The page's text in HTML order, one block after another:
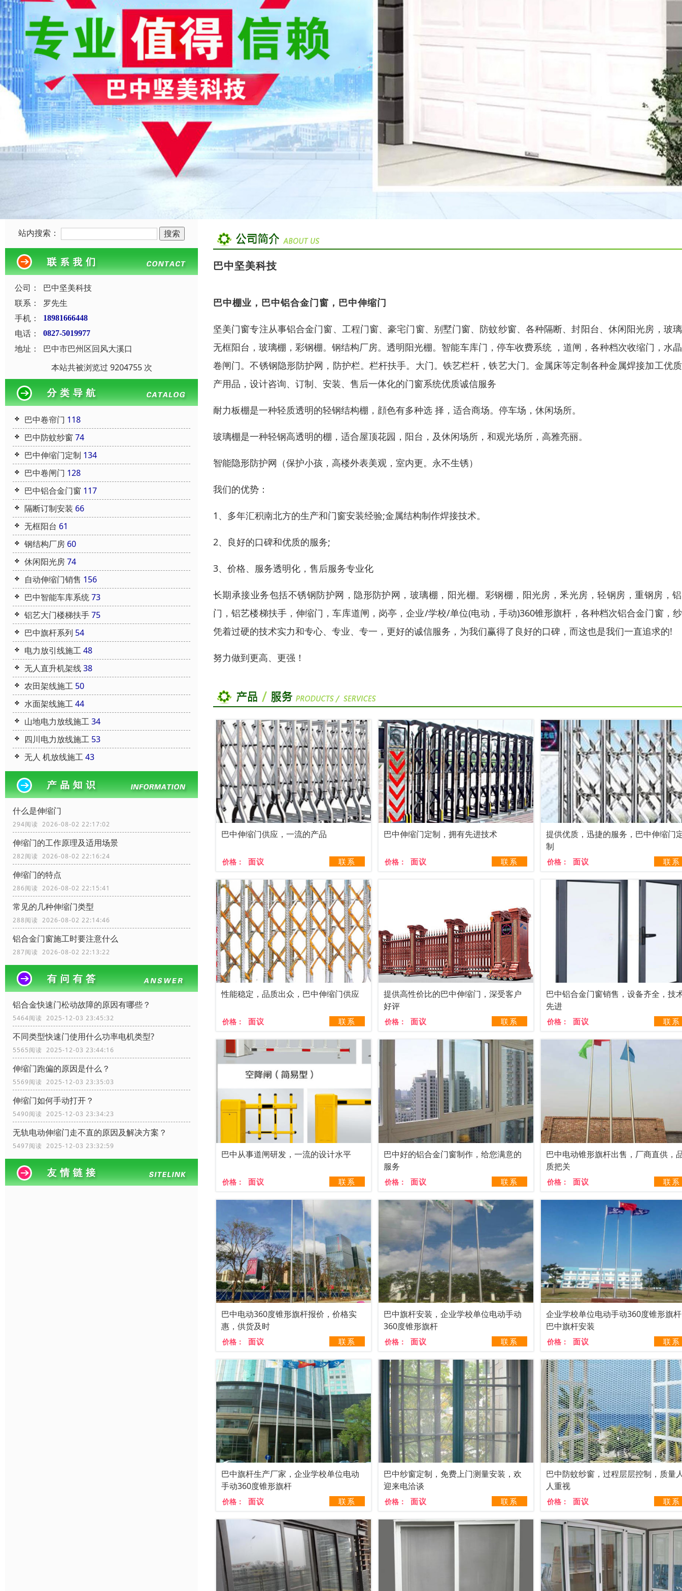
站内搜索：
公司：
巴中坚美科技
联系：
罗先生
手机：
18981666448
电话： 0827-5019977
地址：
巴中市巴州区回风大溪口
本站共被浏览过 9204755 次
巴中卷帘门 118
巴中防蚊纱窗 74
巴中伸缩门定制 134
巴中卷闸门 128
巴中铝合金门窗 117
隔断订制安装 66
无框阳台 61
钢结构厂房 60
休闲阳光房74
自动伸缩门销售 156
巴中智能车库系统73
铝艺大门楼梯扶手75
巴中旗杆系列 54
电力放引线施工48
无人直升机架线38
农田架线施工 50
水面架线施工44
山地电力放线施工34
四川电力放线施工 53
无人 机放线施工43
什么是伸缩门
294阅读 2026-08-02 22:17:02
伸缩门的工作原理及适用场景
282阅读 2026-08-02 22:16:24
伸缩门的特点
286阅读 2026-08-02 22:15:41
常见的几种伸缩门类型
288阅读 2026-08-02 22:14:46
铝合金门窗施工时要注意什么
287阅读 2026-08-02 22:13:22
铝合金快速门松动故障的原因有哪些？
5464阅读 2025-12-03 23:45:32
不同类型快速门使用什么功率电机类型?
5565阅读 2025-12-03 23:44:16
伸缩门跑偏的原因是什么？
5569阅读 2025-12-03 23:35:03
伸缩门如何手动打开？
5490阅读 2025-12-03 23:34:23
无轨电动伸缩门走不直的原因及解决方案？
5497阅读 2025-12-03 23:32:59
巴中坚美科技
巴中棚业，巴中铝合金门窗，巴中伸缩门
坚美门窗专注从事铝合金门窗、工程门窗、豪宅门窗、别墅门窗、防蚊纱窗、各种隔断、封阳台、休闲阳光房，玻
无框阳台，玻璃棚，彩钢棚。钢结构厂房。透明阳光棚。智能车库门，停车收费系统 ，道闸，各种档次收缩门，水
卷闸门。不锈钢隐形防护网，防护栏。栏杆扶手。大门。铁艺栏杆，铁艺大门。金属床等定制各种金属焊接加工优
产用品，设计咨询、订制、安装、售后一体化的门窗系统优质诚信服务
耐力板棚是一种轻质透明的轻钢结构棚，顔色有多种选 择，适合商场。停车场，休闲场所。
玻璃棚是一种轻钢高透明的棚，适合屋顶花园，阳台，及休闲场所，和观光场所，高雅亮丽。
智能隐形防护网（保护小孩，高楼外表美观，室内更。永不生锈）
我们的优势：
1、多年汇积南北方的生产和门窗安装经验;金属结构制作焊接技术。
2、良好的口碑和优质的服务;
3、价格、服务透明化，售后服务专业化
长期承接业务包括不锈钢防护网，隐形防护网，玻璃棚，阳光棚。彩钢棚，阳光房，釆光房，轻钢房，重钢房，
门，铝艺楼梯扶手，伸缩门，车库道闸，岗亭，企业/学校/单位(电动，手动)360锥形旗杆，各种档次铝合金门窗，
凭着过硬的技术实力和专心、专业、专一，更好的诚信服务，为我们赢得了良好的口碑，而这也是我们一直追求的!
努力做到更高、更强！
巴中伸缩门供应，一流的产品
价格： 面议 联系
巴中伸缩门定制，拥有先进技术
价格： 面议 联系
提供优质，迅捷的服务，巴中伸缩门
制
价格： 面议 联系
性能稳定，品质出众，巴中伸缩门供应
价格： 面议 联系
提供高性价比的巴中伸缩门，深受客户
好评
价格： 面议 联系
巴中铝合金门窗销售，设备齐全，技
先进
价格： 面议 联系
巴中从事道闸研发，一流的设计水平
价格： 面议 联系
巴中好的铝合金门窗制作，给您满意的
服务
价格： 面议 联系
巴中电动锥形旗杆出售，厂商直供，
质把关
价格： 面议 联系
巴中电动360度锥形旗杆报价，价格实
惠，供货及时
价格： 面议 联系
巴中旗杆安装，企业学校单位电动手动
360度锥形旗杆
价格： 面议 联系
企业学校单位电动手动360度锥形旗
巴中旗杆安装
价格： 面议 联系
巴中旗杆生产厂家，企业学校单位电动
手动360度锥形旗杆
价格： 面议 联系
巴中纱窗定制，免费上门测量安装，欢
迎来电洽谈
价格： 面议 联系
巴中防蚊纱窗，过程层层控制，质量
人重视
价格： 面议 联系